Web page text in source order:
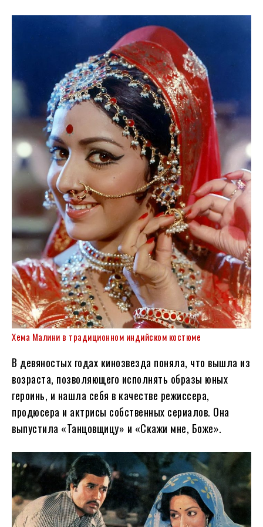
Хема Малини в традиционном индийском костюме
В девяностых годах кинозвезда поняла, что вышла из
возраста, позволяющего исполнять образы юных
героинь, и нашла себя в качестве режиссера,
продюсера и актрисы собственных сериалов. Она
выпустила «Танцовщицу» и «Скажи мне, Боже».